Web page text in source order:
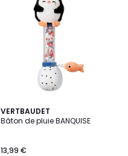
VERTBAUDET
Bâton de pluie BANQUISE
13,99 €